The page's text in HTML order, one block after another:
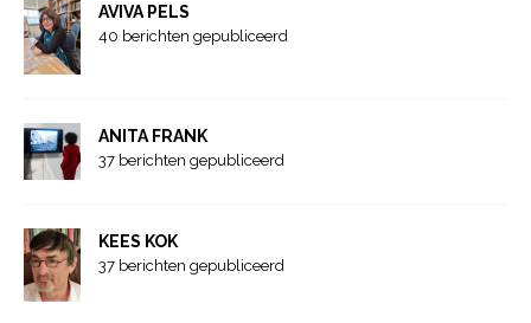
AVIVA PELS
40 berichten gepubliceerd
ANITA FRANK
37 berichten gepubliceerd
KEES KOK
37 berichten gepubliceerd